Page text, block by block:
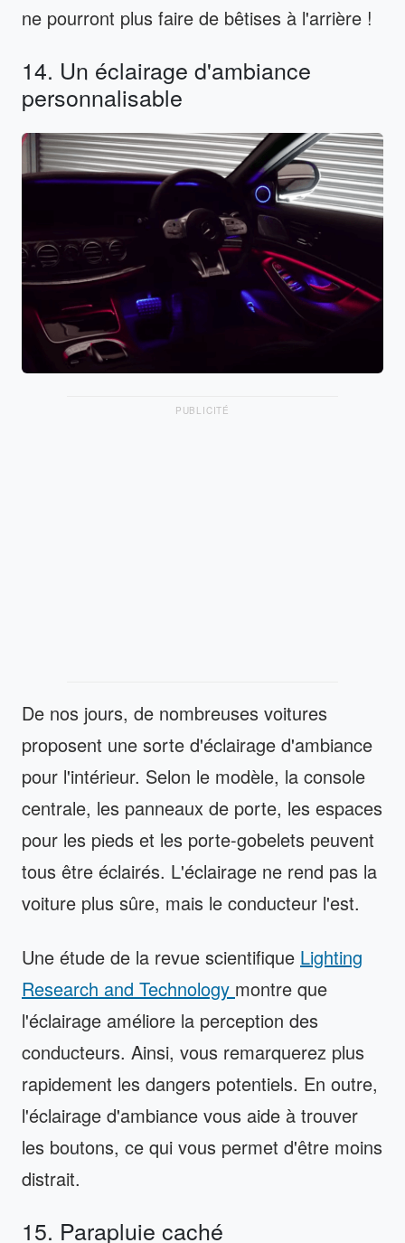
ne pourront plus faire de bêtises à l'arrière !
14. Un éclairage d'ambiance
personnalisable
PUBLICITÉ
De nos jours, de nombreuses voitures
proposent une sorte d'éclairage d'ambiance
pour l'intérieur. Selon le modèle, la console
centrale, les panneaux de porte, les espaces
pour les pieds et les porte-gobelets peuvent
tous être éclairés. L'éclairage ne rend pas la
voiture plus sûre, mais le conducteur l'est.
Une étude de la revue scientifique Lighting
Research and Technology montre que
l'éclairage améliore la perception des
conducteurs. Ainsi, vous remarquerez plus
rapidement les dangers potentiels. En outre,
l'éclairage d'ambiance vous aide à trouver
les boutons, ce qui vous permet d'être moins
distrait.
15. Parapluie caché